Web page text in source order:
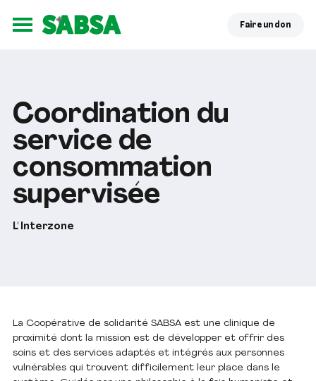
Ouvrir le menu
Faire un don
Coordination du
service de
consommation
supervisée
L' Interzone
La Coopérative de solidarité SABSA est une clinique de
proximité dont la mission est de développer et offrir des
soins et des services adaptés et intégrés aux personnes
vulnérables qui trouvent difficilement leur place dans le